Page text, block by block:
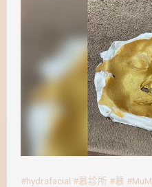
#hydrafacial #慕診所 #慕